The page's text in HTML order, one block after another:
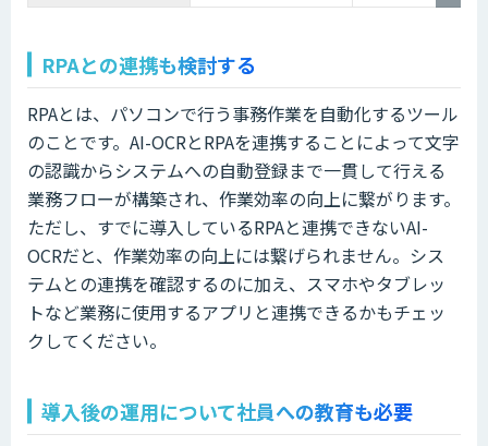
RPAとの連携も検討する
RPAとは、パソコンで行う事務作業を自動化するツール
のことです。AI-OCRとRPAを連携することによって文字
の認識からシステムへの自動登録まで一貫して行える
業務フローが構築され、作業効率の向上に繋がります。
ただし、すでに導入しているRPAと連携できないAI-
OCRだと、作業効率の向上には繋げられません。シス
テムとの連携を確認するのに加え、スマホやタブレッ
トなど業務に使用するアプリと連携できるかもチェッ
クしてください。
導入後の運用について社員への教育も必要